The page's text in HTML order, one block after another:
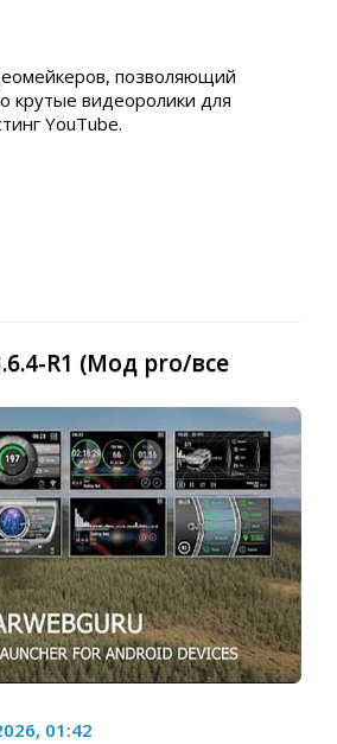
позволяющий
крутые видеоролики для
YouTube.
R1 (Мод pro/все
01:42